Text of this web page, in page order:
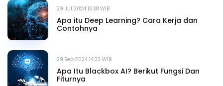
29 Jul 2024 13.38 WIB
Apa itu Deep Learning? Cara Kerja dan
Contohnya
29 Sep 2024 14.23 WIB
Apa Itu Blackbox AI? Berikut Fungsi Dan
Fiturnya